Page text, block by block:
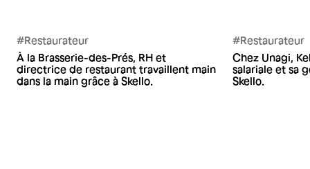
#Restaurateur
À la Brasserie-des-Prés, RH et
directrice de restaurant travaillent main
dans la main grâce à Skello.
#Restaurateur
Chez Unagi,
salariale et sa
Skello.